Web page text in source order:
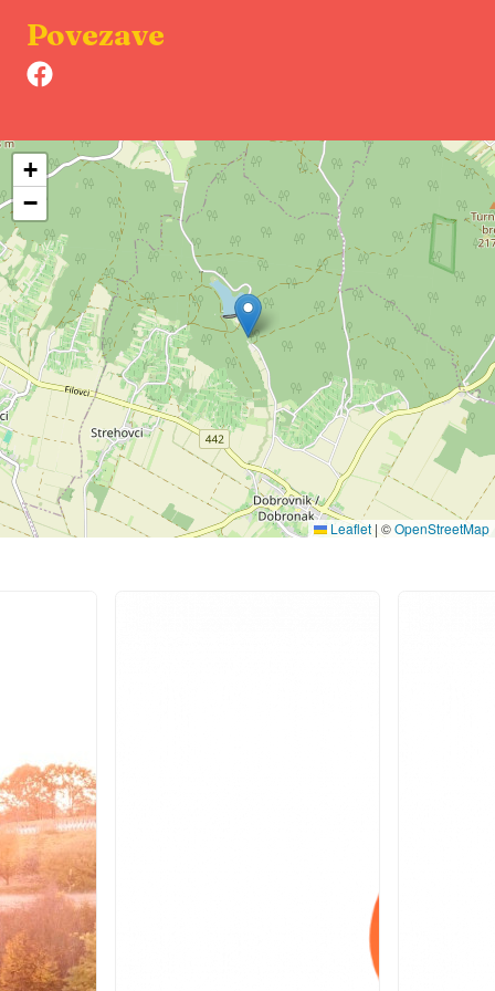
Povezave
+
−
Leaflet | ©OpenStreetMap